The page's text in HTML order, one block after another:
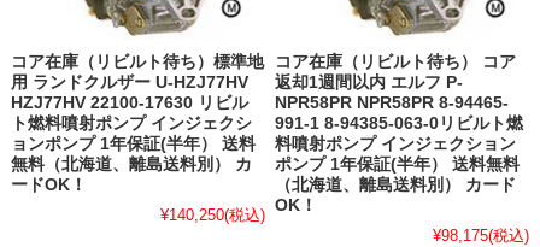
コア在庫（リビルト待ち）標準地
用 ランドクルザー U-HZJ77HV
HZJ77HV 22100-17630 リビル
ト燃料噴射ポンプ インジェクシ
ョンポンプ 1年保証(半年） 送料
無料（北海道、離島送料別） カ
ードOK！
¥140,250(税込)
コア在庫（リビルト待ち） コア
返却1週間以内 エルフ P-
NPR58PR NPR58PR 8-94465-
991-1 8-94385-063-0リビルト燃
料噴射ポンプ インジェクション
ポンプ 1年保証(半年） 送料無料
（北海道、離島送料別） カード
OK！
¥98,175(税込)